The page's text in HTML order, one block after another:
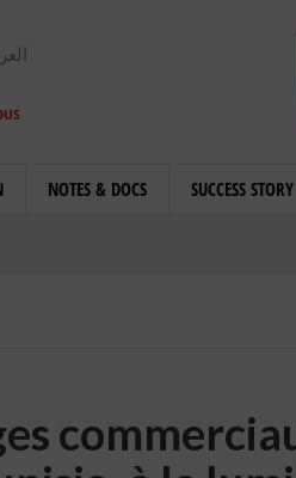
NOTES & DOCS SUCCESS STORY